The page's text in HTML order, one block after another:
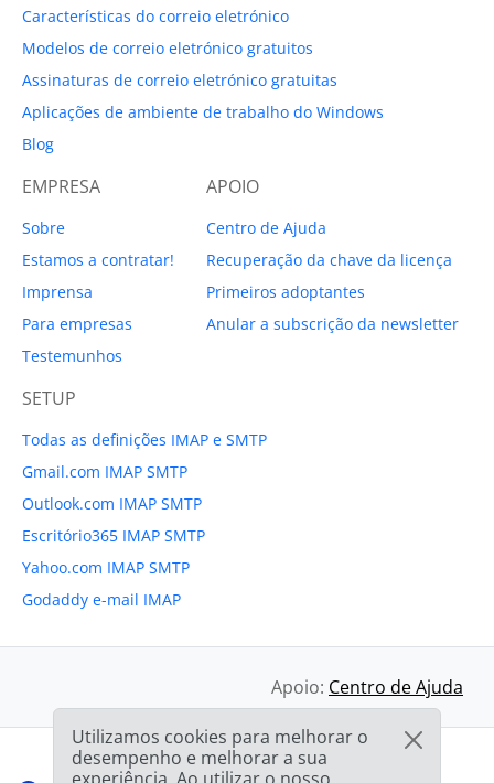
Características do correio eletrónico
Modelos de correio eletrónico gratuitos
Assinaturas de correio eletrónico gratuitas
Aplicações de ambiente de trabalho do Windows
Blog
EMPRESA
Sobre
Estamos a contratar!
Imprensa
Para empresas
Testemunhos
APOIO
Centro de Ajuda
Recuperação da chave da licença
Primeiros adoptantes
Anular a subscrição da newsletter
SETUP
Todas as definições IMAP e SMTP
Gmail.com IMAP SMTP
Outlook.com IMAP SMTP
Escritório365 IMAP SMTP
Yahoo.com IMAP SMTP
Godaddy e-mail IMAP
Apoio: Centro de Ajuda
Utilizamos cookies para melhorar o
desempenho e melhorar a sua